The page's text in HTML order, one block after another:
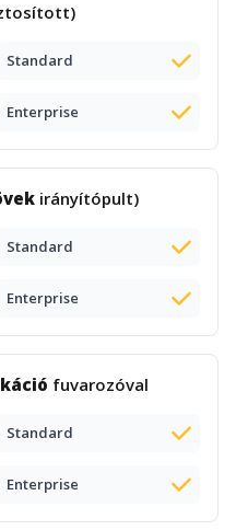
Standard
Enterprise
irányítópult)
Standard
Enterprise
fuvarozóval
Standard
Enterprise